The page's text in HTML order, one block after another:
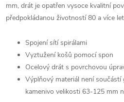
mm, drát je opatřen vysoce kvalitní
předpokládanou životností 80 a více
Spojení sítí spirálami
Vyztužení košů pomocí spon
Ocelový drát s povrchovou
Výplňový materiál není součástí
kamenivo velikosti 63-125 mm